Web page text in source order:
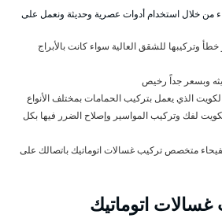
من خلال استخدام أدوات عصرية وحديثة ونعمل على
وتركيبها للشقق العالية سواء كانت بالأبراج
وبسعر جداً رخيص
الذي يعمل بتركيب الحمامات بمختلف الأنواع
لفك وتركيب المواسير وإصلاح الضرر فيها بكل
متخصص تركيب غسالات اتوماتيك باتصالك على
اتوماتيك